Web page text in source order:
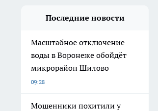
Последние новости
Масштабное отключение
воды в Воронеже обойдёт
микрорайон Шилово
09:28
Мошенники похитили у